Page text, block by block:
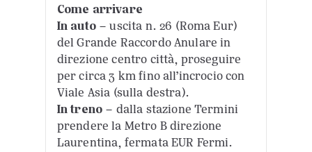
Come arrivare
In auto– uscita n. 26 (Roma Eur)
del Grande Raccordo Anulare in
direzione centro città, proseguire
per circa 3 km fino all’incrocio con
Viale Asia (sulla destra).
In treno – dalla stazione Termini
prendere la Metro B direzione
Laurentina, fermata EUR Fermi.